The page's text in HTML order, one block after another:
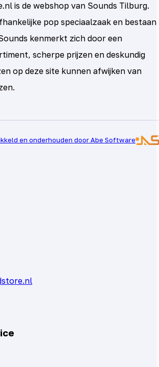
is de webshop van Sounds Tilburg.
pop speciaalzaak en bestaan
kenmerkt zich door een
scherpe prijzen en deskundig
op deze site kunnen afwijken van
en onderhouden door Abe Software